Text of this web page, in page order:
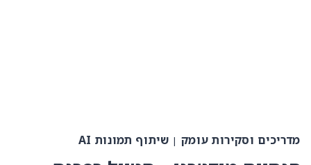
מדריכים וסקירות עומק | שיתוף תמונות AI